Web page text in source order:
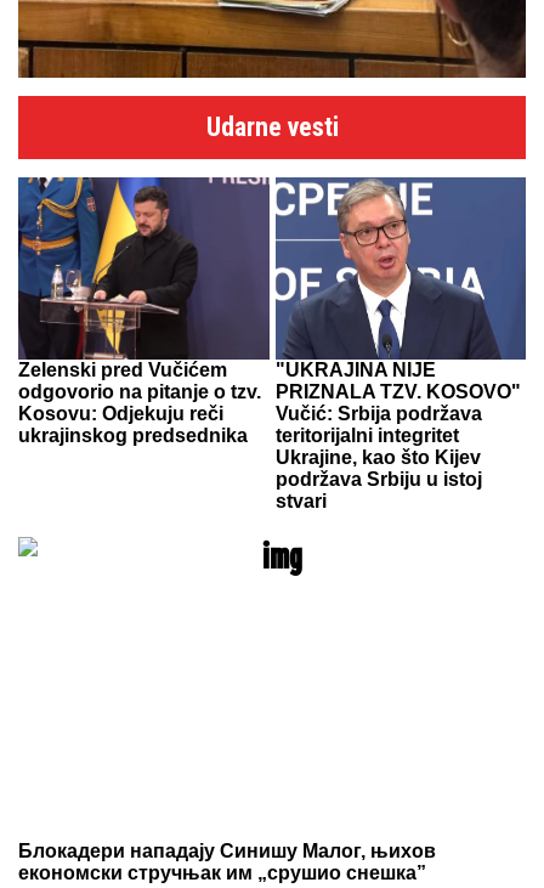
Udarne vesti
Zelenski pred Vučićem
odgovorio na pitanje o tzv.
Kosovu: Odjekuju reči
ukrajinskog predsednika
"UKRAJINA NIJE
PRIZNALA TZV. KOSOVO"
Vučić: Srbija podržava
teritorijalni integritet
Ukrajine, kao što Kijev
podržava Srbiju u istoj
stvari
Блокадери нападају Синишу Малог, њихов
економски стручњак им „срушио снешка”